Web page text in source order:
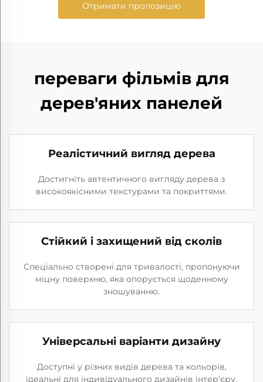
Отримати пропозицію
переваги фільмів для
дерев'яних панелей
Реалістичний вигляд дерева
Достигніть автентичного вигляду дерева з
високоякісними текстурами та покриттями.
Стійкий і захищений від сколів
Спеціально створені для тривалості, пропонуючи
міцну поверхню, яка опорується щоденному
зношуванню.
Універсальні варіанти дизайну
Доступні у різних видів дерева та кольорів,
ідеальні для індивідуального дизайнів інтер'єру.